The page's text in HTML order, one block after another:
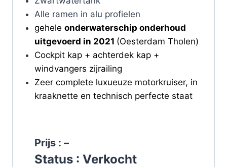
Alle ramen in alu profielen
gehele onderwaterschip onderhoud
uitgevoerd in 2021 (Oesterdam Tholen)
Cockpit kap + achterdek kap +
windvangers zijrailing
Zeer complete luxueuze motorkruiser, in
kraaknette en technisch perfecte staat
Prijs : –
Status : Verkocht